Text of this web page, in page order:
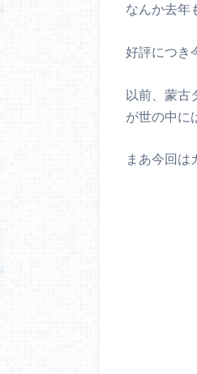
なんか去年
好評につき
以前、蒙古
が世の中に
まあ今回は